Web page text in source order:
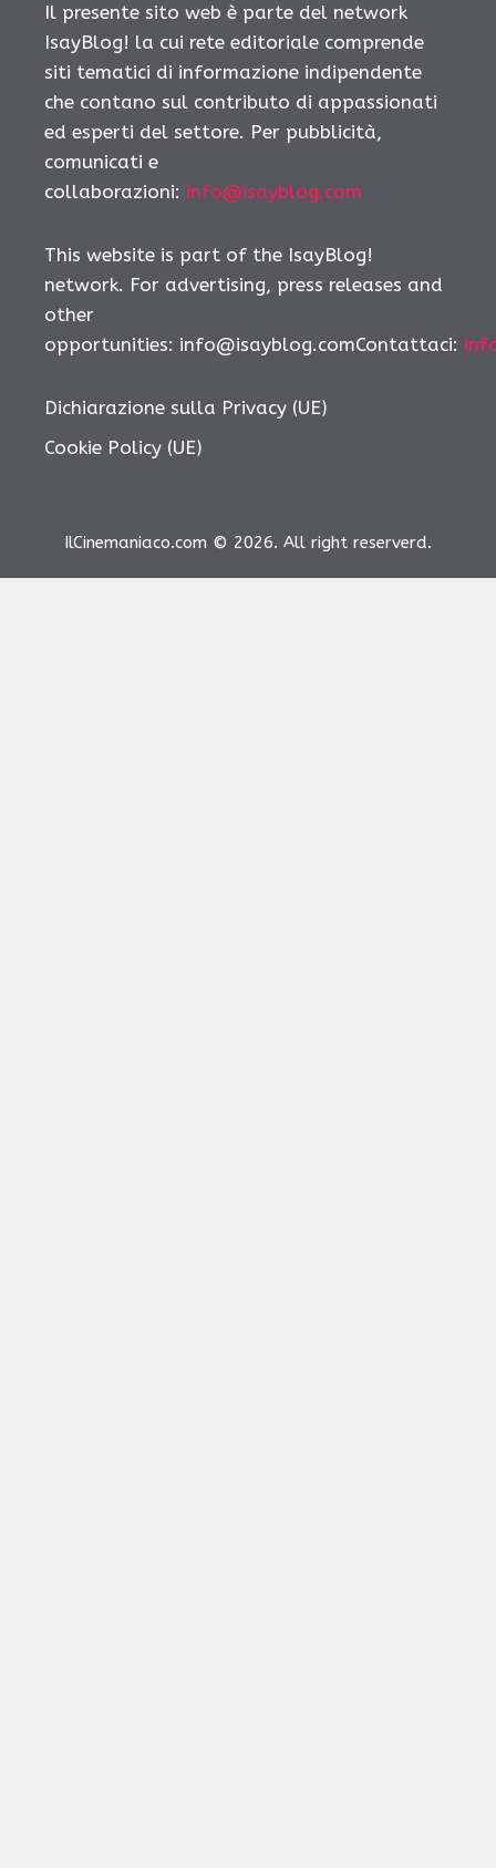
Il presente sito web è parte del network
IsayBlog! la cui rete editoriale comprende
siti tematici di informazione indipendente
che contano sul contributo di appassionati
ed esperti del settore. Per pubblicità,
comunicati e
collaborazioni: info@isayblog.com
This website is part of the IsayBlog!
network. For advertising, press releases and
other
opportunities: info@isayblog.comContattaci:
Dichiarazione sulla Privacy (UE)
Cookie Policy (UE)
IlCinemaniaco.com © 2026. All right reserverd.